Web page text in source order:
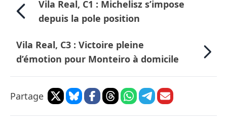
Vila Real, C1 : Michelisz s’impose
depuis la pole position
Vila Real, C3 : Victoire pleine
d’émotion pour Monteiro à domicile
Partage